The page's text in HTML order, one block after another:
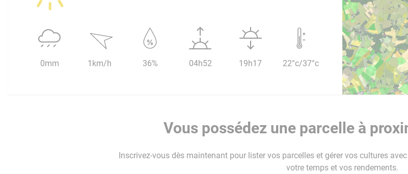
0mm 1km/h 36% 04h52 19h17 22°c/37°c
Vous possédez une parcelle à
Inscrivez-vous dès maintenant pour lister vos parcelles et gérer vos cultures
votre temps et vos rendements.